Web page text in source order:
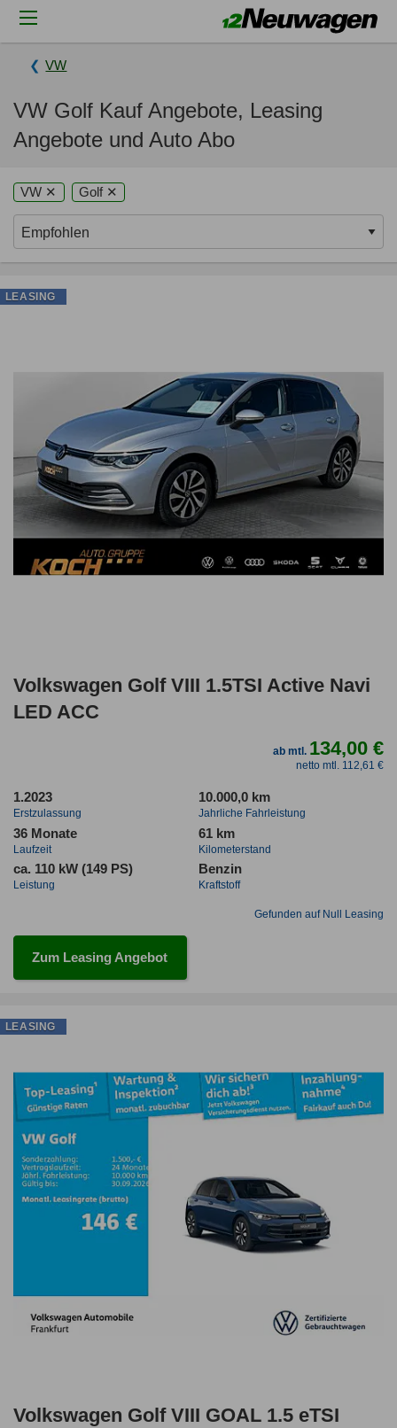
VW
VW Golf Kauf Angebote, Leasing
Angebote und Auto Abo
VW ✕ Golf ✕
Volkswagen Golf VIII 1.5TSI Active Navi
LED ACC
ab mtl. 134,00 €
netto mtl. 112,61 €
1.2023
Erstzulassung
10.000,0 km
Jahrliche Fahrleistung
36 Monate
Laufzeit
61 km
Kilometerstand
ca. 110 kW (149 PS)
Leistung
Benzin
Kraftstoff
Gefunden auf Null Leasing
Zum Leasing Angebot
LEASING
Volkswagen Golf VIII GOAL 1.5 eTSI
LEASING